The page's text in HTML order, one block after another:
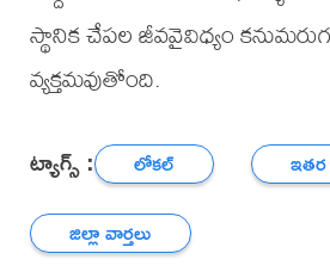
స్థానిక చేపల జీవవైవిధ్యం
వ్యక్తమవుతోంది.
ట్యాగ్స్ : లోకల్
జిల్లా వార్తలు